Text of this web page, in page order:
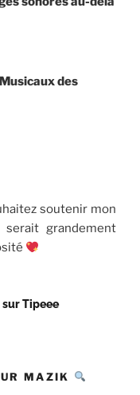
des
soutenir mon
grandement
sur Tipeee
MAZIK